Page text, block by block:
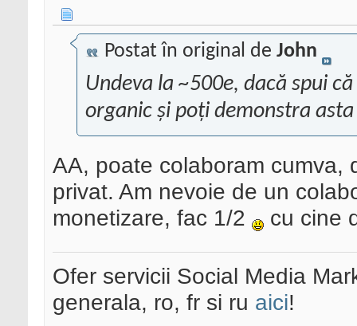
Postat în original de John
Undeva la ~500e, dacă spui
organic și poți demonstra
AA, poate colaboram cumva,
privat. Am nevoie de un
monetizare, fac 1/2
cu cine
Ofer servicii Social Media
generala, ro, fr si ru aici!